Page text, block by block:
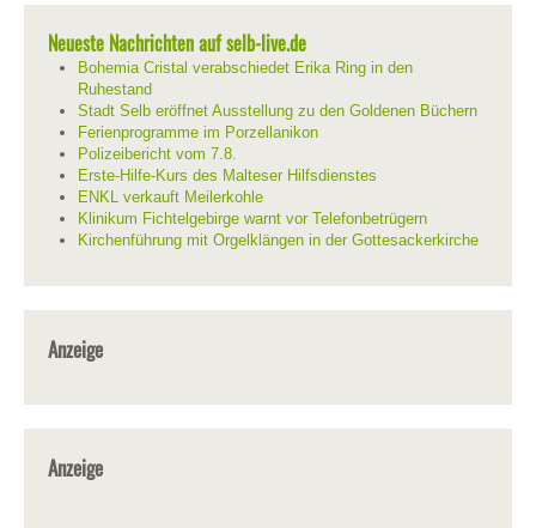
Neueste Nachrichten auf selb-live.de
Bohemia Cristal verabschiedet Erika Ring in den
Ruhestand
Stadt Selb eröffnet Ausstellung zu den Goldenen Büchern
Ferienprogramme im Porzellanikon
Polizeibericht vom 7.8.
Erste-Hilfe-Kurs des Malteser Hilfsdienstes
ENKL verkauft Meilerkohle
Klinikum Fichtelgebirge warnt vor Telefonbetrügern
Kirchenführung mit Orgelklängen in der Gottesackerkirche
Anzeige
Anzeige